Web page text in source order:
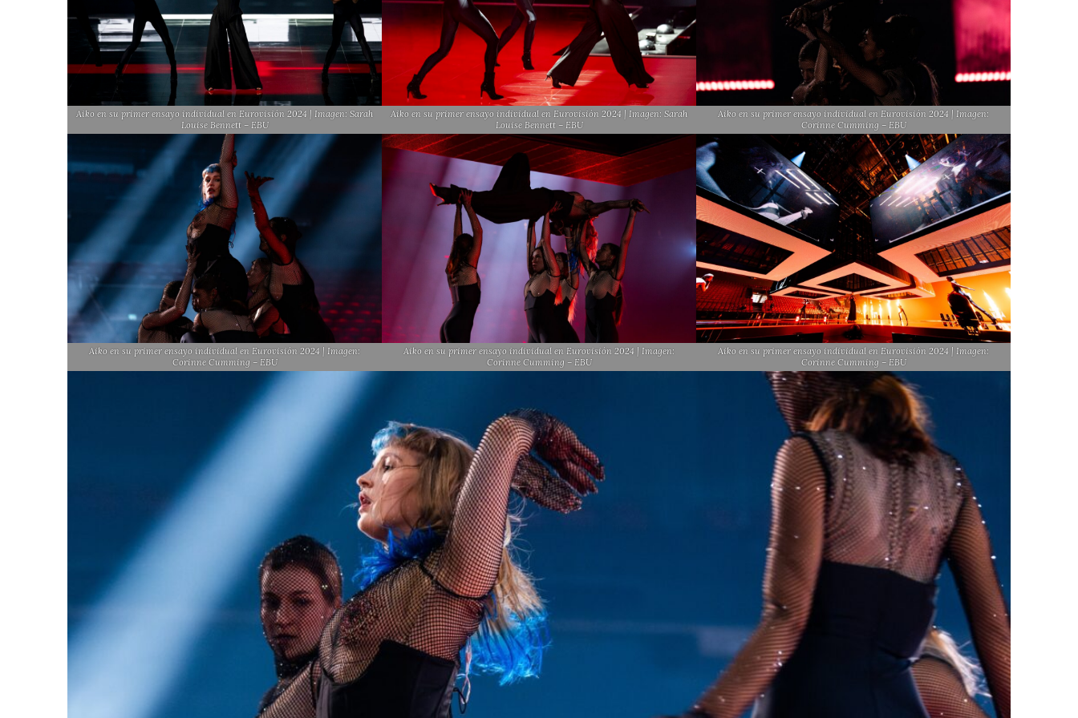
Aiko en su primer ensayo individual en Eurovisión 2024 | Imagen: Sarah
Louise Bennett – EBU
Aiko en su primer ensayo individual en Eurovisión 2024 | Imagen: Sarah
Louise Bennett – EBU
Aiko en su primer ensayo individual en Eurovisión 2024 | Imagen:
Corinne Cumming – EBU
Aiko en su primer ensayo individual en Eurovisión 2024 | Imagen:
Corinne Cumming – EBU
Aiko en su primer ensayo individual en Eurovisión 2024 | Imagen:
Corinne Cumming – EBU
Aiko en su primer ensayo individual en Eurovisión 2024 | Imagen:
Corinne Cumming – EBU